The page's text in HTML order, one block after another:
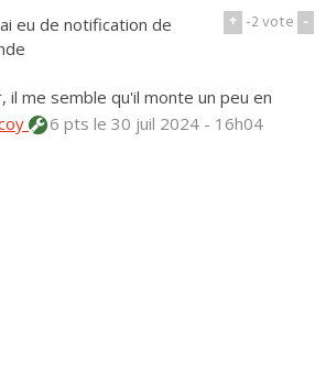
+ -2vote -
eu de notification de
il me semble qu'il monte un peu en
6 ptsle 30 juil 2024 - 16h04